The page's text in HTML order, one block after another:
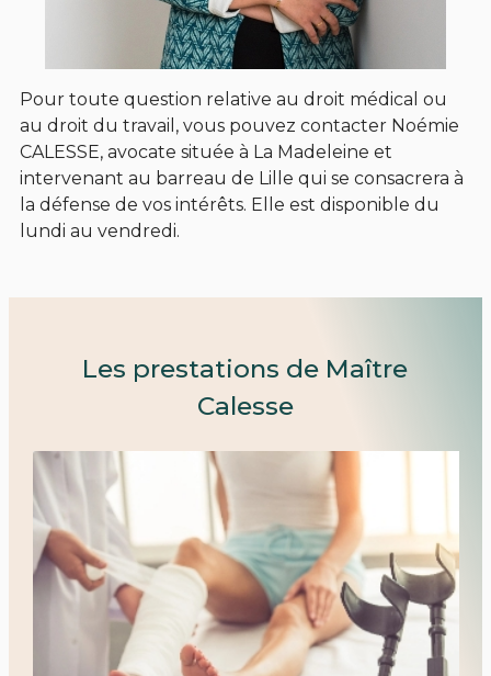
Pour toute question relative au droit médical ou
au droit du travail, vous pouvez contacter Noémie
CALESSE, avocate située à La Madeleine et
intervenant au barreau de Lille qui se consacrera à
la défense de vos intérêts. Elle est disponible du
lundi au vendredi.
Les prestations de Maître
Calesse